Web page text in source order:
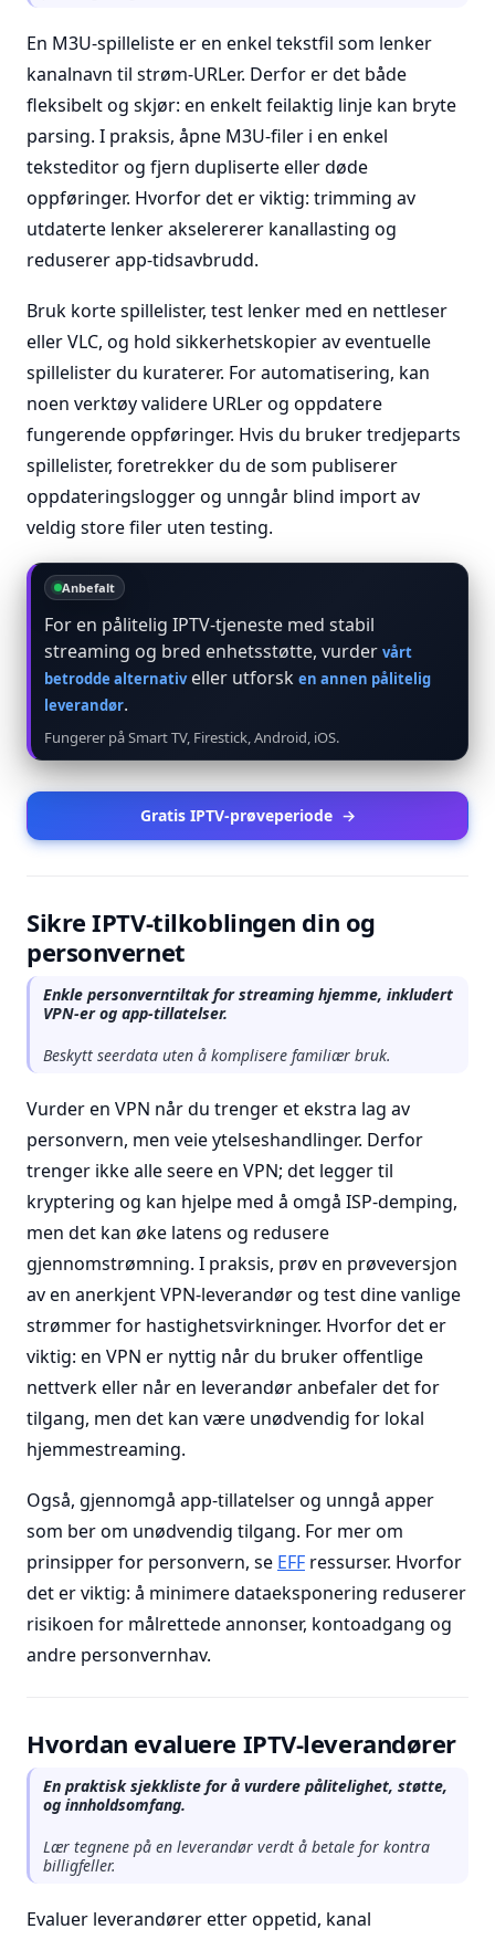
En M3U-spilleliste er en enkel tekstfil som lenker
kanalnavn til strøm-URLer. Derfor er det både
fleksibelt og skjør: en enkelt feilaktig linje kan bryte
parsing. I praksis, åpne M3U-filer i en enkel
teksteditor og fjern dupliserte eller døde
oppføringer. Hvorfor det er viktig: trimming av
utdaterte lenker akselererer kanallasting og
reduserer app-tidsavbrudd.
Bruk korte spillelister, test lenker med en nettleser
eller VLC, og hold sikkerhetskopier av eventuelle
spillelister du kuraterer. For automatisering, kan
noen verktøy validere URLer og oppdatere
fungerende oppføringer. Hvis du bruker tredjeparts
spillelister, foretrekker du de som publiserer
oppdateringslogger og unngår blind import av
veldig store filer uten testing.
Anbefalt
For en pålitelig IPTV-tjeneste med stabil
streaming og bred enhetsstøtte, vurder vårt
betrodde alternativeller utforsk en annen pålitelig
leverandør.
Fungerer på Smart TV, Firestick, Android, iOS.
Gratis IPTV-prøveperiode →
Sikre IPTV-tilkoblingen din og
personvernet
Enkle personverntiltak for streaming hjemme, inkludert
VPN-er og app-tillatelser.
Beskytt seerdata uten å komplisere familiær bruk.
Vurder en VPN når du trenger et ekstra lag av
personvern, men veie ytelseshandlinger. Derfor
trenger ikke alle seere en VPN; det legger til
kryptering og kan hjelpe med å omgå ISP-demping,
men det kan øke latens og redusere
gjennomstrømning. I praksis, prøv en prøveversjon
av en anerkjent VPN-leverandør og test dine vanlige
strømmer for hastighetsvirkninger. Hvorfor det er
viktig: en VPN er nyttig når du bruker offentlige
nettverk eller når en leverandør anbefaler det for
tilgang, men det kan være unødvendig for lokal
hjemmestreaming.
Også, gjennomgå app-tillatelser og unngå apper
som ber om unødvendig tilgang. For mer om
prinsipper for personvern, se EFF ressurser. Hvorfor
det er viktig: å minimere dataeksponering reduserer
risikoen for målrettede annonser, kontoadgang og
andre personvernhav.
Hvordan evaluere IPTV-leverandører
En praktisk sjekkliste for å vurdere pålitelighet, støtte,
og innholdsomfang.
Lær tegnene på en leverandør verdt å betale for kontra
billigfeller.
Evaluer leverandører etter oppetid, kanal